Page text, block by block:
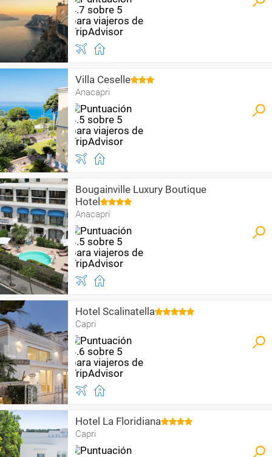
Villa Ceselle
Anacapri
Bougainville Luxury Boutique
Hotel
Anacapri
Hotel Scalinatella
Capri
Hotel La Floridiana
Capri